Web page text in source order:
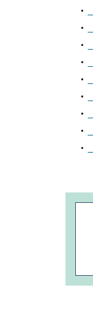
・
・
・
・
・
・
・
・
・